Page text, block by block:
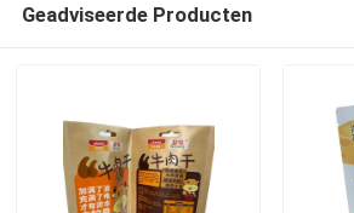
Geadviseerde Producten